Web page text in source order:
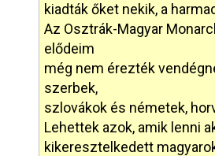
kiadták őket nekik, a
Az Osztrák-Magyar
elődeim
még nem érezték
szerbek,
szlovákok és németek,
Lehettek azok, amik lenni
kikeresztelkedett